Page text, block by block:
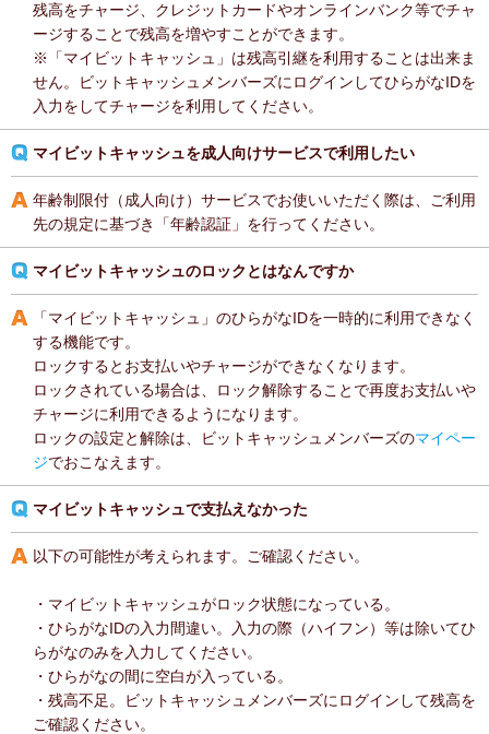
残高をチャージ、クレジットカードやオンラインバンク等でチャ
ージすることで残高を増やすことができます。
※「マイビットキャッシュ」は残高引継を利用することは出来ま
せん。ビットキャッシュメンバーズにログインしてひらがなIDを
入力をしてチャージを利用してください。
マイビットキャッシュを成人向けサービスで利用したい
年齢制限付（成人向け）サービスでお使いいただく際は、ご利用
先の規定に基づき「年齢認証」を行ってください。
マイビットキャッシュのロックとはなんですか
「マイビットキャッシュ」のひらがなIDを一時的に利用できなく
する機能です。
ロックするとお支払いやチャージができなくなります。
ロックされている場合は、ロック解除することで再度お支払いや
チャージに利用できるようになります。
ロックの設定と解除は、ビットキャッシュメンバーズのマイペー
ジでおこなえます。
マイビットキャッシュで支払えなかった
以下の可能性が考えられます。ご確認ください。
・マイビットキャッシュがロック状態になっている。
・ひらがなIDの入力間違い。入力の際（ハイフン）等は除いてひ
らがなのみを入力してください。
・ひらがなの間に空白が入っている。
・残高不足。ビットキャッシュメンバーズにログインして残高を
ご確認ください。